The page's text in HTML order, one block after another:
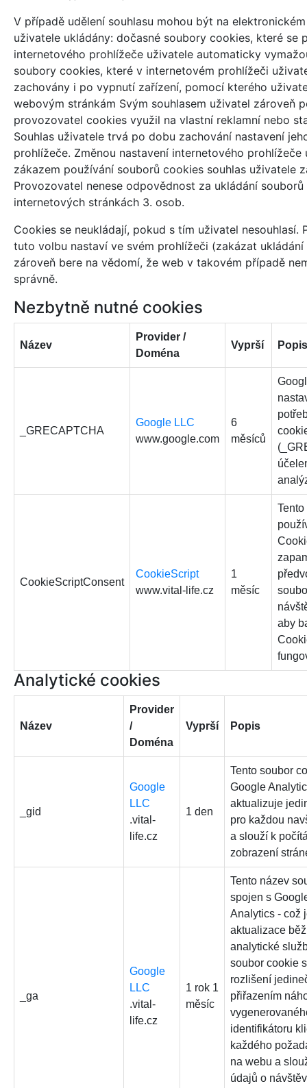
V případě udělení souhlasu mohou být na
uživatele ukládány: dočasné soubory cookies, které se
internetového prohlížeče uživatele automaticky
soubory cookies, které v internetovém prohlížeči
zachovány i po vypnutí zařízení, pomocí kterého
webovým stránkám Svým souhlasem uživatel zároveň
provozovatel cookies využil na vlastní reklamní nebo
Souhlas uživatele trvá po dobu zachování nastavení
prohlížeče. Změnou nastavení internetového prohlížeče
zákazem používání souborů cookies souhlas uživatele
Provozovatel nenese odpovědnost za ukládání
internetových stránkách 3. osob.
Cookies se neukládají, pokud s tím uživatel nesouhlasí.
tuto volbu nastaví ve svém prohlížeči (zakázat ukládání
zároveň bere na vědomí, že web v takovém případě
správně.
Nezbytně nutné cookies
Název
Provider /
Doména
Vyprší Popis
_GRECAPTCHA
Google LLC
www.google.com
6
měsíců
CookieScriptConsent
CookieScript
www.vital-life.cz
1
měsíc
aby
Analytické cookies
Název
Provider
/
Doména
Vyprší Popis
_gid
Google
LLC
.vital-
life.cz
1 den
Tento soubor
Google
aktualizuje
pro každou
a slouží k
zobrazení
_ga
Google
LLC
.vital-
life.cz
1 rok 1
měsíc
Tento název
spojen s
Analytics - což
aktualizace
analytické
soubor cookie
rozlišení
přiřazením
identifikátoru
každého
na webu a
údajů o